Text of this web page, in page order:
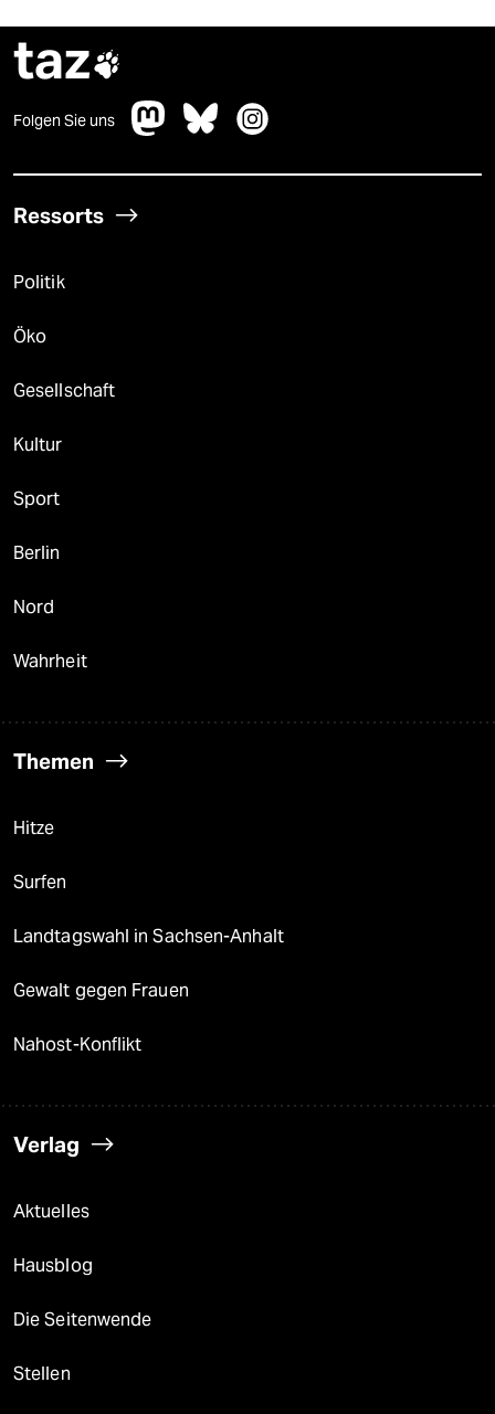
taz
Folgen Sie uns
Ressorts
Politik
Öko
Gesellschaft
Kultur
Sport
Berlin
Nord
Wahrheit
Themen
Hitze
Surfen
Landtagswahl in Sachsen-Anhalt
Gewalt gegen Frauen
Nahost-Konflikt
Verlag
Aktuelles
Hausblog
Die Seitenwende
Stellen